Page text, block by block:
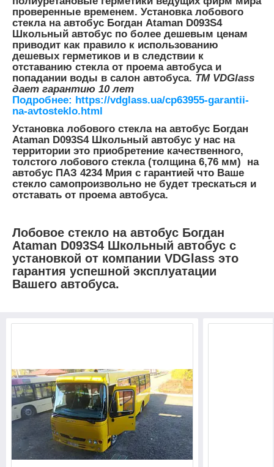
проверенные временем. Установка лобового
стекла на автобус Богдан Ataman D093S4
Школьный автобус по более дешевым ценам
приводит как правило к использованию
дешевых герметиков и в следствии к
отставанию стекла от проема автобуса и
попадании воды в салон автобуса. TM VDGlass
дает гарантию 10 лет
Подробнее: https://vdglass.ua/cp63955-garantii-
na-avtosteklo.html
Установка лобового стекла на автобус Богдан
Ataman D093S4 Школьный автобус у нас на
территории это приобретение качественного,
толстого лобового стекла (толщина 6,76 мм) на
автобус ПАЗ 4234 Мрия с гарантией что Ваше
стекло самопроизвольно не будет трескаться и
отставать от проема автобуса.
Лобовое стекло на автобус Богдан
Ataman D093S4 Школьный автобус с
установкой от компании VDGlass это
гарантия успешной эксплуатации
Вашего автобуса.